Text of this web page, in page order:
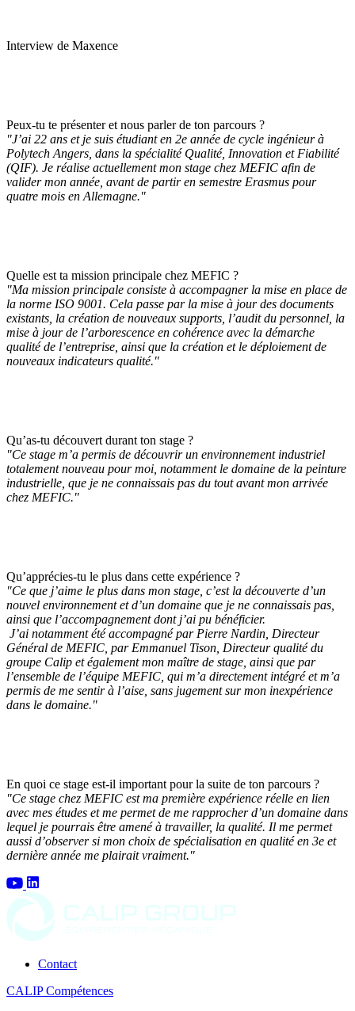
Interview de Maxence
Peux-tu te présenter et nous parler de ton parcours ?
"J’ai 22 ans et je suis étudiant en 2e année de cycle ingénieur à
Polytech Angers, dans la spécialité Qualité, Innovation et Fiabilité
(QIF). Je réalise actuellement mon stage chez MEFIC afin de
valider mon année, avant de partir en semestre Erasmus pour
quatre mois en Allemagne."
Quelle est ta mission principale chez MEFIC ?
"Ma mission principale consiste à accompagner la mise en place de
la norme ISO 9001. Cela passe par la mise à jour des documents
existants, la création de nouveaux supports, l’audit du personnel, la
mise à jour de l’arborescence en cohérence avec la démarche
qualité de l’entreprise, ainsi que la création et le déploiement de
nouveaux indicateurs qualité."
Qu’as-tu découvert durant ton stage ?
"Ce stage m’a permis de découvrir un environnement industriel
totalement nouveau pour moi, notamment le domaine de la peinture
industrielle, que je ne connaissais pas du tout avant mon arrivée
chez MEFIC."
Qu’apprécies-tu le plus dans cette expérience ?
"Ce que j’aime le plus dans mon stage, c’est la découverte d’un
nouvel environnement et d’un domaine que je ne connaissais pas,
ainsi que l’accompagnement dont j’ai pu bénéficier.
J’ai notamment été accompagné par Pierre Nardin, Directeur
Général de MEFIC, par Emmanuel Tison, Directeur qualité du
groupe Calip et également mon maître de stage, ainsi que par
l’ensemble de l’équipe MEFIC, qui m’a directement intégré et m’a
permis de me sentir à l’aise, sans jugement sur mon inexpérience
dans le domaine."
En quoi ce stage est-il important pour la suite de ton parcours ?
"Ce stage chez MEFIC est ma première expérience réelle en lien
avec mes études et me permet de me rapprocher d’un domaine dans
lequel je pourrais être amené à travailler, la qualité. Il me permet
aussi d’observer si mon choix de spécialisation en qualité en 3e et
dernière année me plairait vraiment."
Contact
CALIP Compétences